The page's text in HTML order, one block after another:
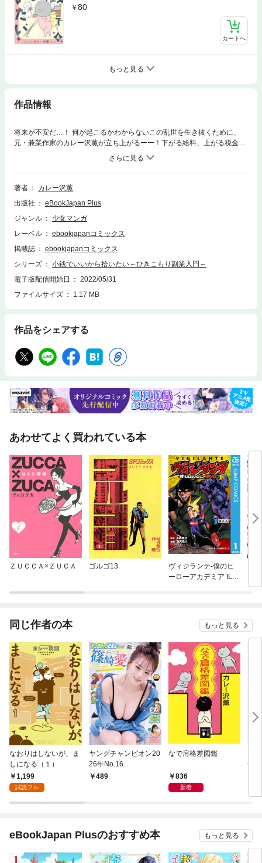
80
カートへ
もっと見る
作品情報
将来が不安だ…！ 何が起こるかわからないこの乱世を生き抜くために、
元・兼業作家のカレー沢薫が立ち上がるーー！下がる給料、上がる税金、
人生100年時代……少しでも不安を減らしたい私たちが今やるべきことは
「副業」！？NO出勤、NOコミュニケーション、NOキャリアアップで令
和の内職にずぼらに挑む、高みを目指さないリアル小銭稼ぎエッセイ！
著者
カレー沢薫
出版社
eBookJapan Plus
ジャンル
少女マンガ
レーベル
ebookjapanコミックス
掲載誌
ebookjapanコミックス
シリーズ
小銭でいいから拾いたい～ひきこもり副業入門～
電子版配信開始日
2022/05/31
ファイルサイズ
1.17 MB
作品をシェアする
あわせてよく買われている本
ＺＵＣＣＡ×ＺＵＣＡ ゴルゴ13
ヴィジランテ-僕のヒ
ーローアカデミア ILL
同じ作者の本 もっと見る
なおりはしないが、ま
しになる（１）
1,199
試読フル
ヤングチャンピオン20
26年No.16
489
なで肩格差図鑑
836
新着
金
eBookJapan Plusのおすすめ本 もっと見る